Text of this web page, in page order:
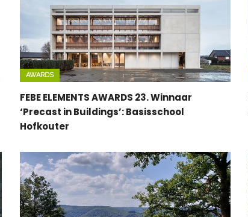
AWARDS
FEBE ELEMENTS AWARDS 23. Winnaar
‘Precast in Buildings’: Basisschool
Hofkouter